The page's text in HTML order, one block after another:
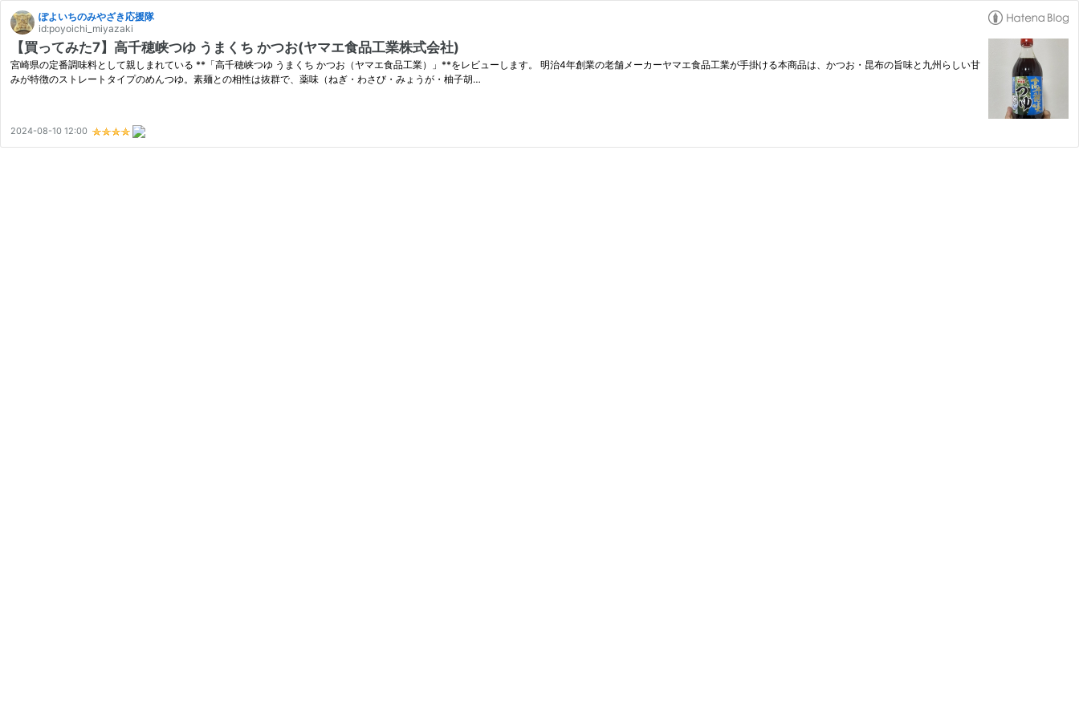
ぽよいちのみやざき応援隊
id:poyoichi_miyazaki
【買ってみた7】高千穂峡つゆ うまくち かつお(ヤマエ食品工業株式会社)
宮崎県の定番調味料として親しまれている **「高千穂峡つゆ うまくち かつお（ヤマエ食品工業）」**をレビューします。 明治4年創業の老舗メーカーヤマエ食品工業が手掛ける本商品は、かつお・昆布の旨味と九州らしい甘
みが特徴のストレートタイプのめんつゆ。素麺との相性は抜群で、薬味（ねぎ・わさび・みょうが・柚子胡…
2024-08-10 12:00